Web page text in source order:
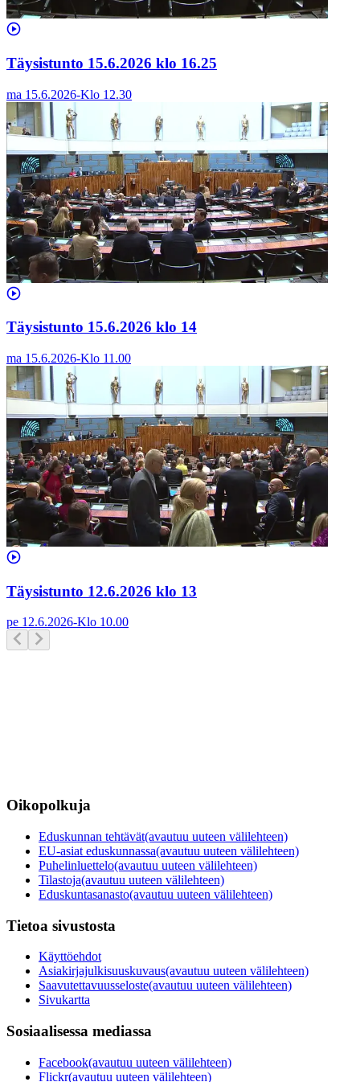
Täysistunto 15.6.2026 klo 16.25
ma 15.6.2026-Klo 12.30
Täysistunto 15.6.2026 klo 14
ma 15.6.2026-Klo 11.00
Täysistunto 12.6.2026 klo 13
pe 12.6.2026-Klo 10.00
Oikopolkuja
Eduskunnan tehtävät(avautuu uuteen välilehteen)
EU-asiat eduskunnassa(avautuu uuteen välilehteen)
Puhelinluettelo(avautuu uuteen välilehteen)
Tilastoja(avautuu uuteen välilehteen)
Eduskuntasanasto(avautuu uuteen välilehteen)
Tietoa sivustosta
Käyttöehdot
Asiakirjajulkisuuskuvaus(avautuu uuteen välilehteen)
Saavutettavuusseloste(avautuu uuteen välilehteen)
Sivukartta
Sosiaalisessa mediassa
Facebook(avautuu uuteen välilehteen)
Flickr(avautuu uuteen välilehteen)